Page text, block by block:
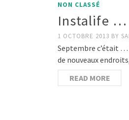
NON CLASSÉ
Instalife …
1 OCTOBRE 2013 BY
Septembre c’était …
de nouveaux
READ MORE